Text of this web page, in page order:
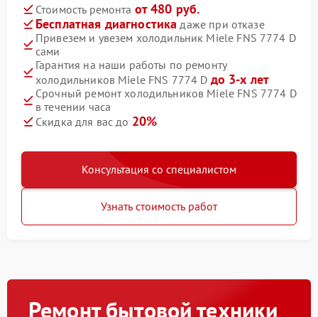
Стоимость ремонта от 480 руб.
Бесплатная диагностика даже при отказе
Привезем и увезем холодильник Miele FNS 7774 D
сами
Гарантия на наши работы по ремонту
холодильников Miele FNS 7774 D до 3-х лет
Срочный ремонт холодильников Miele FNS 7774 D
в течении часа
Скидка для вас до 20%
Консультация со специалистом
Узнать стоимость работ
Ремонт бытовой техники